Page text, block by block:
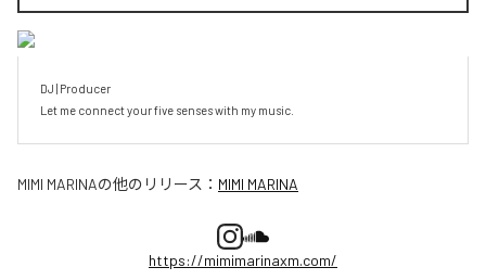
DJ | Producer
Let me connect your five senses with my music.
MIMI MARINAの他のリリース： MIMI MARINA
https://mimimarinaxm.com/